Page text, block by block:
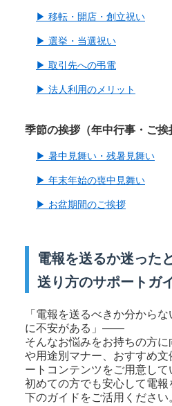
▶ 移転・開店・創立祝い
▶ 選挙・当選祝い
▶ 取引先への弔電
▶ 法人利用のメリット
季節の挨拶（年中行事・ご挨
▶ 暑中見舞い・残暑見舞い
▶ 年末年始の喪中見舞い
▶ お盆期間のご挨拶
電報を送るか迷った
送り方のサポートガ
「電報を送るべきか分から
に不安がある」――
そんなお悩みをお持ちの方
や用途別マナー、おすすめ
ートコンテンツをご用意して
初めての方でも安心して電
下のガイドをご活用ください。